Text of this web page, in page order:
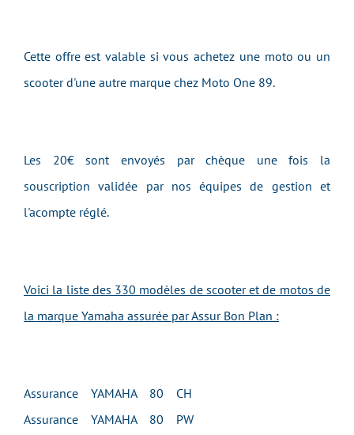
Cette offre est valable si vous achetez une moto ou un
scooter d'une autre marque chez Moto One 89.
Les 20€ sont envoyés par chèque une fois la
souscription validée par nos équipes de gestion et
l'acompte réglé.
Voici la liste des 330 modèles de scooter et de motos de
la marque Yamaha assurée par Assur Bon Plan :
Assurance YAMAHA 80 CH
Assurance YAMAHA 80 PW